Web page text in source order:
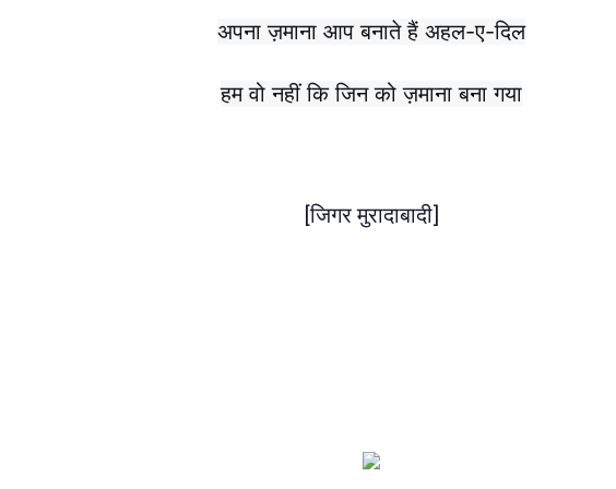
अपना ज़माना आप बनाते हैं अहल-ए-दिल
हम वो नहीं कि जिन को ज़माना बना गया
[जिगर मुरादाबादी]